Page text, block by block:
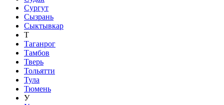
Сургут
Сызрань
Сыктывкар
Т
Таганрог
Тамбов
Тверь
Тольятти
Тула
Тюмень
У